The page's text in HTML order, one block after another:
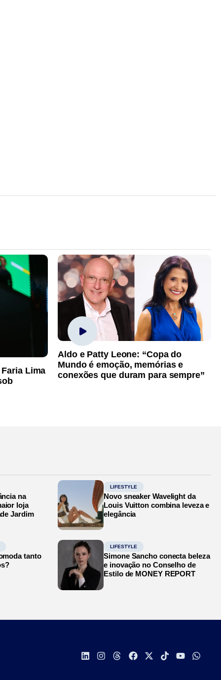
Lima
Aldo e Patty Leone: “Copa do
Mundo é emoção, memórias e
conexões que duram para sempre”
na
loja
Jardim
LIFESTYLE
Novo sneaker Wavelight da
Louis Vuitton combina leveza e
elegância
tanto
LIFESTYLE
Simone Sancho conecta beleza
e inovação no Conselho de
Estilo de MONEY REPORT